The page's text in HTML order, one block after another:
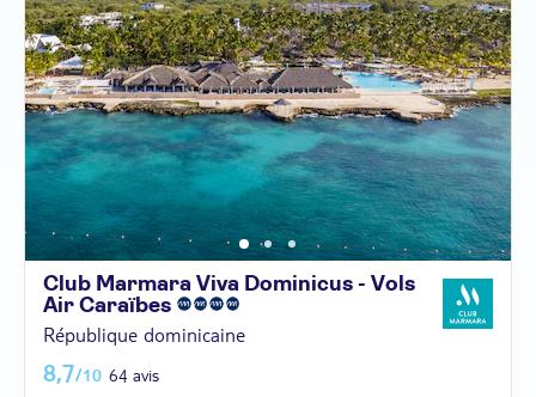
Club Marmara Viva Dominicus - Vols
Air Caraïbes
République dominicaine
8,7/10 64 avis